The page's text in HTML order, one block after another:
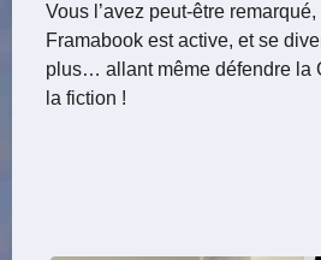
Vous l’avez peut-être
Framabook est active, et se
plus… allant même défendre la
la fiction !